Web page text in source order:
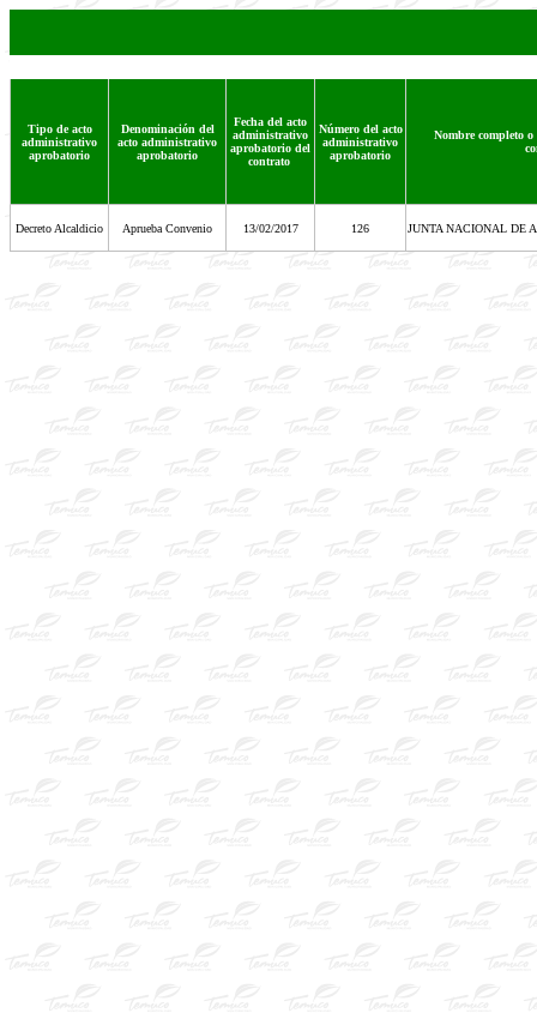
Tipo de acto
administrativo
aprobatorio
Denominación del
acto administrativo
aprobatorio
Fecha del acto
administrativo
aprobatorio del
contrato
Número del acto
administrativo
aprobatorio
Nombre completo
Decreto Alcaldicio Aprueba Convenio 13/02/2017 126 JUNTA NACIONAL DE